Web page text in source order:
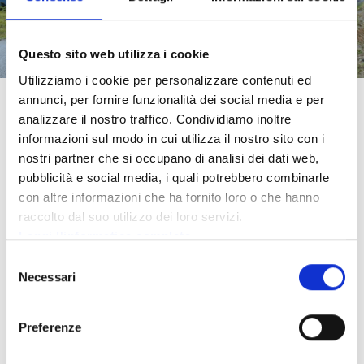
Questo sito web utilizza i cookie
Utilizziamo i cookie per personalizzare contenuti ed
annunci, per fornire funzionalità dei social media e per
analizzare il nostro traffico. Condividiamo inoltre
informazioni sul modo in cui utilizza il nostro sito con i
nostri partner che si occupano di analisi dei dati web,
pubblicità e social media, i quali potrebbero combinarle
con altre informazioni che ha fornito loro o che hanno
raccolto dal suo utilizzo dei loro servizi.
Leggi l'informatica completa
delNecessari
Preferenze
SEMPRE INFORMATO
SUL MEGLIO DA